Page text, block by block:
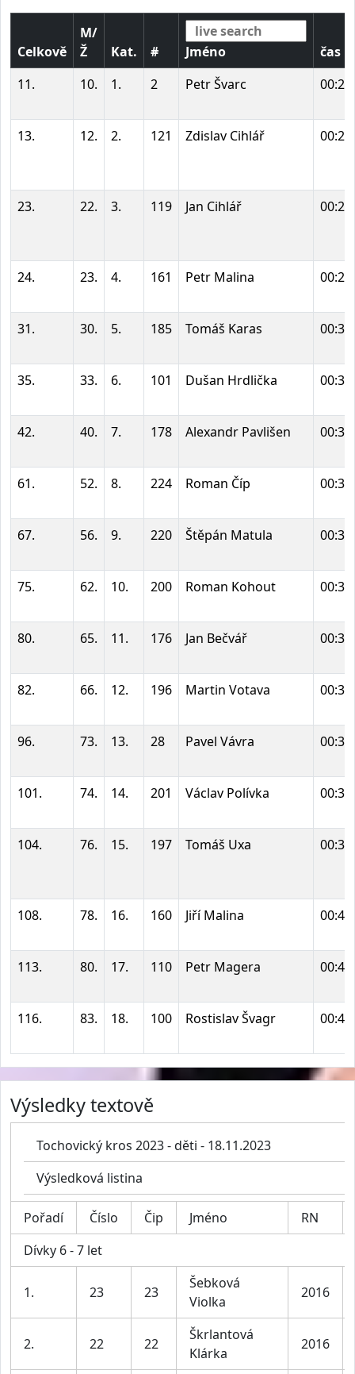
Celkově
M/
Ž
Kat. # Jméno
čas
11.
10. 1. 2 Petr Švarc
13. 12. 2. 121 Zdislav Cihlář
23. 22. 3. 119 Jan Cihlář
24. 23. 4. 161 Petr Malina
31. 30. 5. 185 Tomáš Karas
35. 33. 6. 101 Dušan Hrdlička
42. 40. 7. 178 Alexandr Pavlišen
61. 52. 8. 224 Roman Číp
67. 56. 9. 220 Štěpán Matula
75. 62. 10. 200 Roman Kohout
80. 65. 11. 176 Jan Bečvář
82. 66. 12. 196 Martin Votava
96. 73. 13. 28 Pavel Vávra
101. 74. 14. 201 Václav Polívka
104. 76. 15. 197 Tomáš Uxa
108. 78. 16. 160 Jiří Malina
113. 80. 17. 110 Petr Magera
116. 83. 18. 100 Rostislav Švagr
Výsledky textově
Tochovický kros 2023 - děti - 18.11.2023
Výsledková listina
Pořadí Číslo Čip Jméno
RN
Dívky 6 - 7 let
1. 23 23
Šebková
Violka
2016
2. 22 22
Škrlantová
Klárka
2016